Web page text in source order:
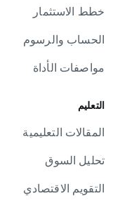
خطط الاستثمار
الحساب والرسوم
مواصفات الأداة
التعليم
المقالات التعليمية
تحليل السوق
التقويم الاقتصادي